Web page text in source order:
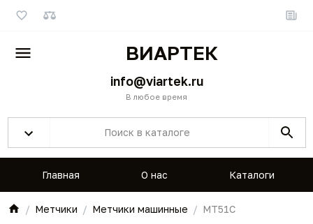
ВИАРТЕК
info@viartek.ru
В любое время
Главная О нас Каталоги
Метчики Метчики машинные MT51C